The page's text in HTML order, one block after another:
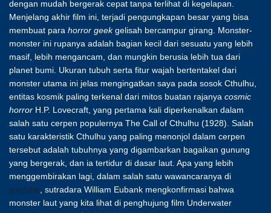
dengan mudah bergerak cepat tanpa terlihat di kegelapan.
Menjelang akhir film ini, terjadi pengungkapan besar yang bisa
membuat para horror geekgelisah bercampur girang. Monster-
monster ini rupanya adalah bagian kecil dari sesuatu yang lebih
masif, lebih mengancam, dan mungkin berusia lebih tua dari
planet bumi. Ukuran tubuh serta fitur wajah bertentakel dari
monster utama ini jelas mengingatkan saya pada sosok Cthulhu,
entitas kosmik paling terkenal dari mitos buatan rajanya cosmic
horror H.P. Lovecraft, yang pertama kali diperkenalkan dalam
salah satu cerpen populernya The Call of Cthulhu (1928). Salah
satu karakteristik Cthulhu yang paling menonjol dalam cerpen
tersebut adalah tubuhnya yang digambarkan bagaikan gunung
yang bergerak, dan ia tertidur di dasar laut. Apa yang lebih
menggembirakan lagi, dalam salah satu wawancaranya di
youtube , sutradara William Eubank mengkonfirmasi bahwa
monster laut yang kita lihat di penghujung film Underwater